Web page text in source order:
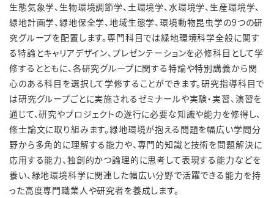
生態気象学、生物環境調節学、土環境学、水環境学、生産環境学、
緑地計画学、緑地保全学、地域生態学、環境動物昆虫学の9つの研
究グループを配置します。専門科目では緑地環境科学全般に関す
る特論とキャリアデザイン、プレゼンテーションを必修科目として学
修するとともに、各研究グループに関する特論や特別講義から関
心のある科目を選択して学修することができます。研究指導科目で
は研究グループごとに実施されるゼミナールや実験・実習、演習を
通じて、研究やプロジェクトの遂行に必要な知識や能力を修得し、
修士論文に取り組みます。緑地環境が抱える問題を幅広い学問分
野から多角的に理解する能力や、専門的知識と技術を問題解決に
応用する能力、独創的かつ論理的に思考して表現する能力などを
養い、緑地環境科学に関連した幅広い分野で活躍できる能力を持
った高度専門職業人や研究者を養成します。